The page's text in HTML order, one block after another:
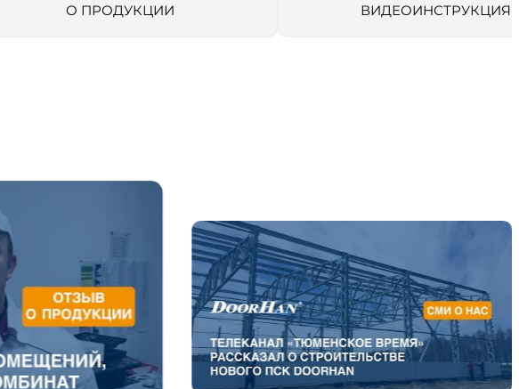
О ПРОДУКЦИИ ВИДЕОИНСТРУКЦИЯ